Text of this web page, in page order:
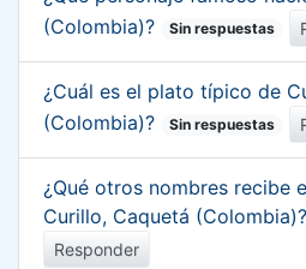
(Colombia)?
Sin respuestas
¿Cuál es el plato típico de
(Colombia)?
Sin respuestas
¿Qué otros nombres recibe
Curillo, Caquetá (Colombia)?
Responder